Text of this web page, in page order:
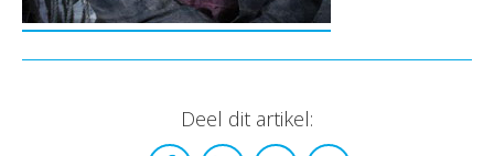
Deel dit artikel: